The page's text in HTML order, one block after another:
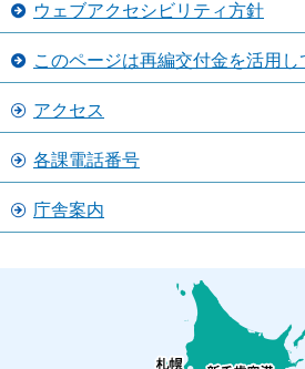
ウェブアクセシビリティ方針
このページは再編交付金を活用
アクセス
各課電話番号
庁舎案内